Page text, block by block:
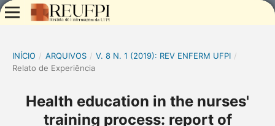
INÍCIO / ARQUIVOS / V. 8 N. 1 (2019): REV ENFERM UFPI /
Relato de Experiência
Health education in the nurses'
training process: report of